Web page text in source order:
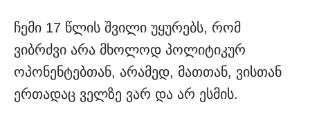
ჩემი 17 წლის შვილი უყურებს, რომ
ვიბრძვი არა მხოლოდ პოლიტიკურ
ოპონენტებთან, არამედ, მათთან, ვისთან
ერთადაც ველზე ვარ და არ ესმის.